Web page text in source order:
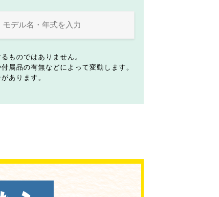
ものではありません。
属品の有無などによって変動します。
あります。